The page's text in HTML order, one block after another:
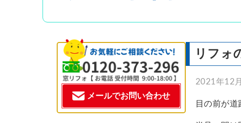
リフォ
2021年12
目の前が
メールでお問い合わせ